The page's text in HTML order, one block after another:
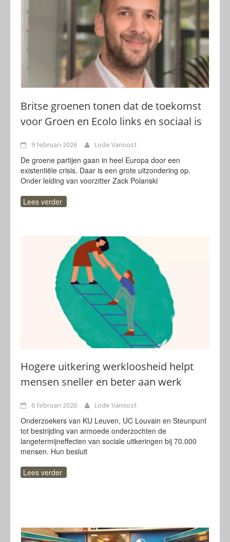
Britse groenen tonen dat de toekomst
voor Groen en Ecolo links en sociaal is
9 februari 2026 Lode Vanoost
De groene partijen gaan in heel Europa door een
existentiële crisis. Daar is een grote uitzondering op.
Onder leiding van voorzitter Zack Polanski
Lees verder
Hogere uitkering werkloosheid helpt
mensen sneller en beter aan werk
6 februari 2026 Lode Vanoost
Onderzoekers van KU Leuven, UC Louvain en Steunpunt
tot bestrijding van armoede onderzochten de
langetermijneffecten van sociale uitkeringen bij 70.000
mensen. Hun besluit
Lees verder